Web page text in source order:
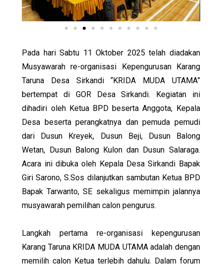
Pada hari Sabtu 11 Oktober 2025 telah diadakan
Musyawarah re-organisasi Kepengurusan Karang
Taruna Desa Sirkandi “KRIDA MUDA UTAMA”
bertempat di GOR Desa Sirkandi. Kegiatan ini
dihadiri oleh Ketua BPD beserta Anggota, Kepala
Desa beserta perangkatnya dan pemuda pemudi
dari Dusun Kreyek, Dusun Beji, Dusun Balong
Wetan, Dusun Balong Kulon dan Dusun Salaraga.
Acara ini dibuka oleh Kepala Desa Sirkandi Bapak
Giri Sarono, S.Sos dilanjutkan sambutan Ketua BPD
Bapak Tarwanto, SE sekaligus memimpin jalannya
musyawarah pemilihan calon pengurus.
Langkah pertama re-organisasi kepengurusan
Karang Taruna KRIDA MUDA UTAMA adalah dengan
memilih calon Ketua terlebih dahulu. Dalam forum